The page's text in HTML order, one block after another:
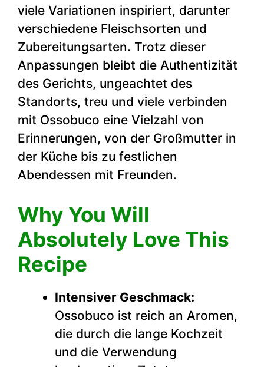
viele Variationen inspiriert, darunter
verschiedene Fleischsorten und
Zubereitungsarten. Trotz dieser
Anpassungen bleibt die Authentizität
des Gerichts, ungeachtet des
Standorts, treu und viele verbinden
mit Ossobuco eine Vielzahl von
Erinnerungen, von der Großmutter in
der Küche bis zu festlichen
Abendessen mit Freunden.
Why You Will
Absolutely Love This
Recipe
Intensiver Geschmack:
Ossobuco ist reich an Aromen,
die durch die lange Kochzeit
und die Verwendung